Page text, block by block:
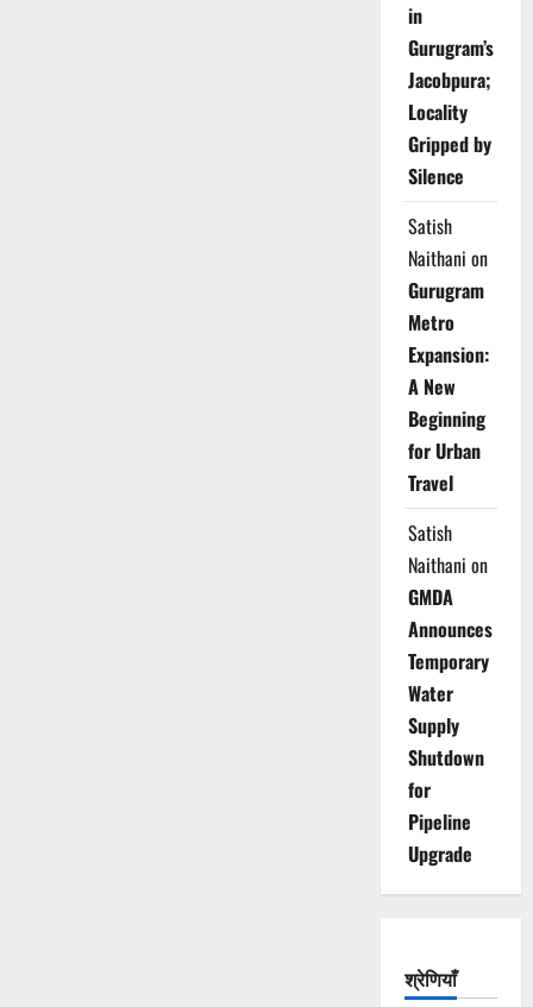
in
Gurugram’s
Jacobpura;
Locality
Gripped by
Silence
Satish
Naithani on
Gurugram
Metro
Expansion:
A New
Beginning
for Urban
Travel
Satish
Naithani on
GMDA
Announces
Temporary
Water
Supply
Shutdown
for
Pipeline
Upgrade
श्रेणियाँ